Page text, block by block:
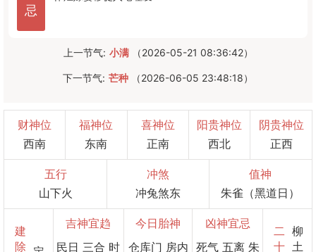
忌
上一节气: 小满 （2026-05-21 08:36:42）
下一节气: 芒种 （2026-06-05 23:48:18）
财神位
西南
福神位
东南
喜神位
正南
阳贵神位
西北
阴贵神位
正西
五行
山下火
冲煞
冲兔煞东
值神
朱雀（黑道日）
建
除
吉神宜趋
民日 三合 时
今日胎神
仓库门 房内
凶神宜忌
死气 五离 朱
二
十
柳
土